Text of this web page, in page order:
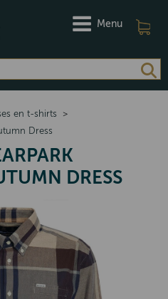
Menu
en t-shirts
>
Dress
DRESS